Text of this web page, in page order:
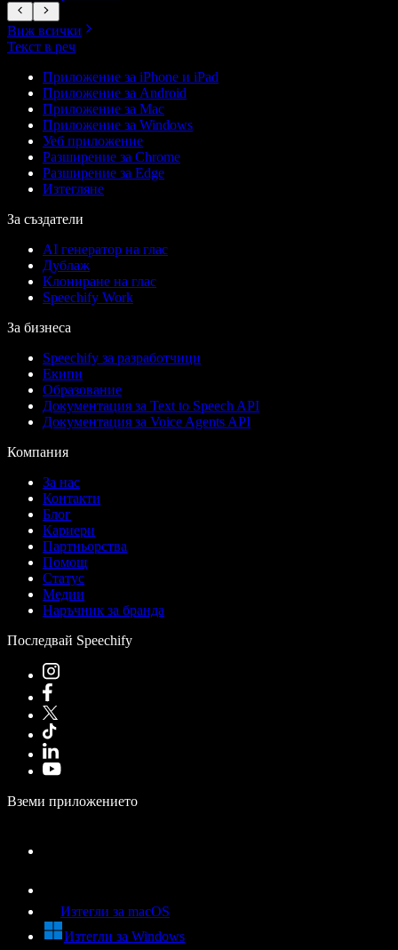
Виж всички
Текст в реч
Приложение за iPhone и iPad
Приложение за Android
Приложение за Mac
Приложение за Windows
Уеб приложение
Разширение за Chrome
Разширение за Edge
Изтегляне
За създатели
AI генератор на глас
Дублаж
Клониране на глас
Speechify Work
За бизнеса
Speechify за разработчици
Екипи
Образование
Документация за Text to Speech API
Документация за Voice Agents API
Компания
За нас
Контакти
Блог
Кариери
Партньорства
Помощ
Статус
Медии
Наръчник за бранда
Последвай Speechify
Вземи приложението
Изтегли за macOS
Изтегли за Windows